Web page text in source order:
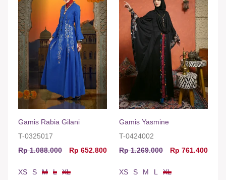
Gamis Rabia Gilani
T-0325017
Rp 1.088.000
Rp 652.800
XS S M L XL
Gamis Yasmine
T-0424002
Rp 1.269.000
Rp 761.400
XS S M L XL